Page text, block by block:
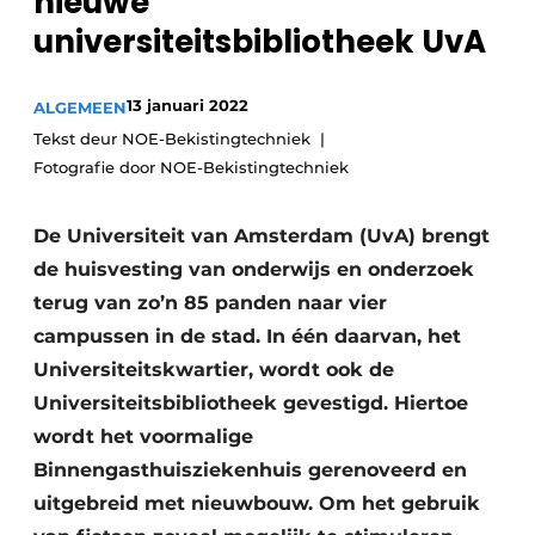
Privacy / Cookie statement
Vacature aanmelden
universiteitsbibliotheek UvA
ALGEMEEN13 januari 2022
Tekst deur NOE-Bekistingtechniek
Fotografie door NOE-Bekistingtechniek
De Universiteit van Amsterdam (UvA) brengt
de huisvesting van onderwijs en onderzoek
terug van zo’n 85 panden naar vier
campussen in de stad. In één daarvan, het
Universiteitskwartier, wordt ook de
Universiteitsbibliotheek gevestigd. Hiertoe
wordt het voormalige
Binnengasthuisziekenhuis gerenoveerd en
uitgebreid met nieuwbouw. Om het gebruik